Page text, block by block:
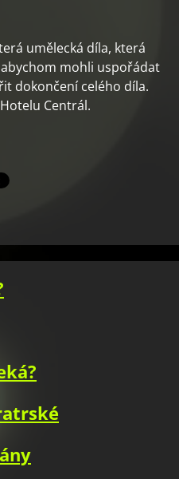
umělecká díla, která
mohli uspořádat
dokončení celého díla.
Centrál.